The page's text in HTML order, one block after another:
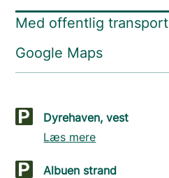
Med offentlig transport
Google Maps
Dyrehaven, vest
Læs mere
Albuen strand